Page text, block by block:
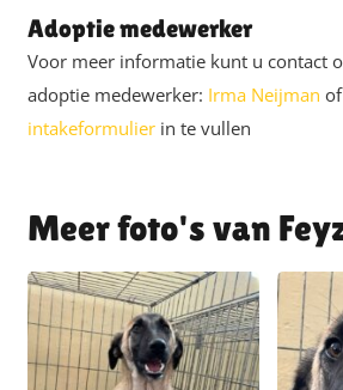
Adoptie medewerker
Voor meer informatie kunt u contact
adoptie medewerker: Irma Neijman
intakeformulierin te vullen